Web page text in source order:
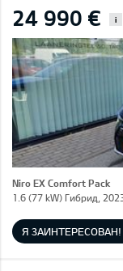
24 990 € i
Niro EX Comfort Pack
1.6 (77 kW) Гибрид,
Я ЗАИНТЕРЕСОВАН!